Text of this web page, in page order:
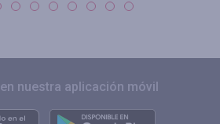
en nuestra aplicación móvil